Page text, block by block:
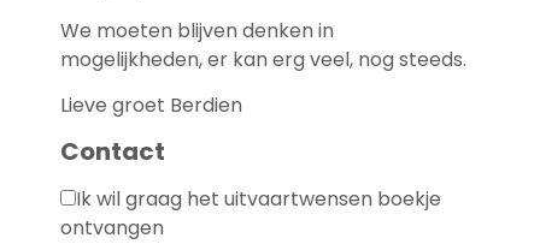
We moeten blijven denken in
mogelijkheden, er kan erg veel, nog steeds.
Lieve groet Berdien
Contact
Ik wil graag het uitvaartwensen boekje
ontvangen